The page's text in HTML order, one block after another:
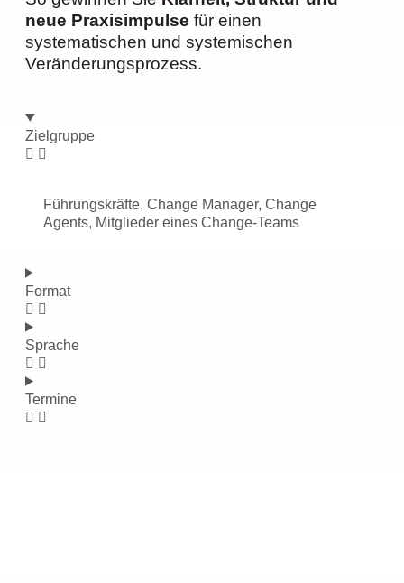
neue Praxisimpulse für einen
systematischen und systemischen
Veränderungsprozess.
Zielgruppe
Führungskräfte, Change Manager, Change
Agents, Mitglieder eines Change-Teams
Format
Sprache
Termine